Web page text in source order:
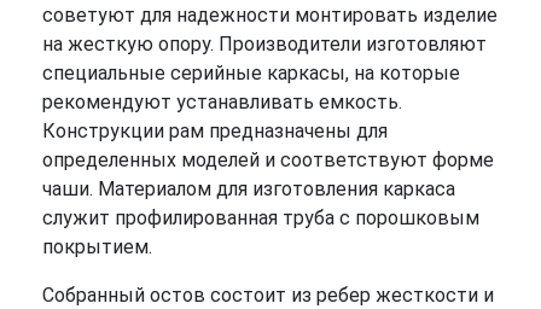
советуют для надежности монтировать изделие
на жесткую опору. Производители изготовляют
специальные серийные каркасы, на которые
рекомендуют устанавливать емкость.
Конструкции рам предназначены для
определенных моделей и соответствуют форме
чаши. Материалом для изготовления каркаса
служит профилированная труба с порошковым
покрытием.
Собранный остов состоит из ребер жесткости и